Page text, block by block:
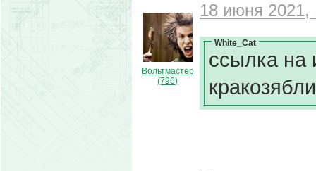
Вольтмастер
(796)
18 июня 2021,
White_Cat
ссылка на